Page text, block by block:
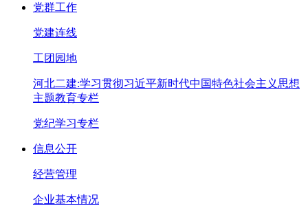
党群工作
党建连线
工团园地
河北二建:学习贯彻习近平新时代中国特色社会主义思想
主题教育专栏
党纪学习专栏
信息公开
经营管理
企业基本情况